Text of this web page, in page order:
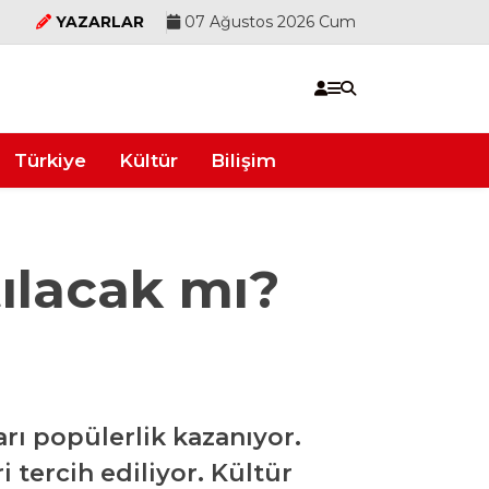
YAZARLAR 07 Ağustos 2026 Cum
Türkiye Kültür Bilişim
mı?
popülerlik kazanıyor.
tercih ediliyor. Kültür